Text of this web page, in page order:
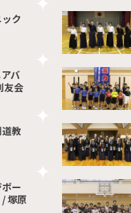
ク
バ
友会
教
ー
塚原